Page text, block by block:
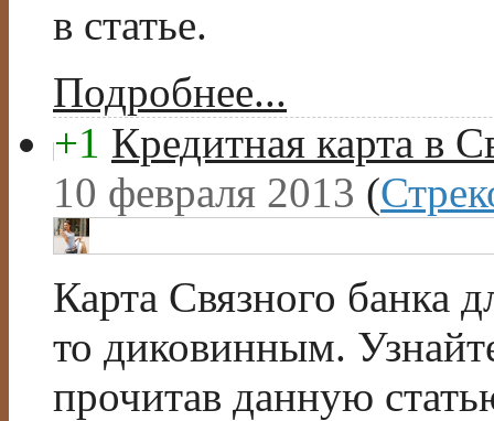
в статье.
Подробнее...
+1 Кредитная карта в
10 февраля 2013 (
Карта Связного банка
то диковинным.
прочитав данную